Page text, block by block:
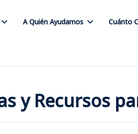
A Quién Ayudamos Cuánto
y Recursos